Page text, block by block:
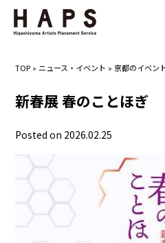
TOP » ニュース・イベント »京都のイベン
新春展 春のことほぎ
Posted on 2026.02.25